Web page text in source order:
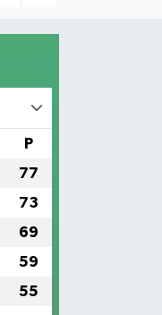
P
77
73
69
59
55